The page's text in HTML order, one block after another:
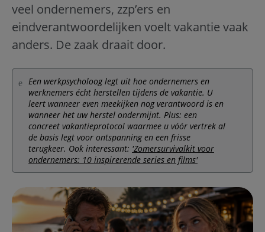
veel ondernemers, zzp’ers en
eindverantwoordelijken voelt vakantie vaak
anders. De zaak draait door.
Een werkpsycholoog legt uit hoe ondernemers en
werknemers écht herstellen tijdens de vakantie. U
leert wanneer even meekijken nog verantwoord is en
wanneer het uw herstel ondermijnt. Plus: een
concreet vakantieprotocol waarmee u vóór vertrek al
de basis legt voor ontspanning en een frisse
terugkeer. Ook interessant: 'Zomersurvivalkit voor
ondernemers: 10 inspirerende series en films'